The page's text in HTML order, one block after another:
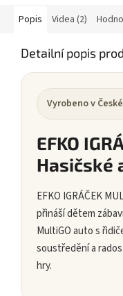
Popis Videa (2)
Detailní popis
Vyrobeno v
EFKO
Hasičské
EFKO IGRÁČEK
přináší dětem
MultiGO auto s
soustředění a
hry.